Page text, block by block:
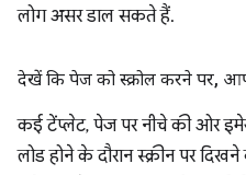
लोग असर डाल सकते हैं.
देखें कि पेज को स्क्रोल करने पर,
कई टेंप्लेट, पेज पर नीचे की ओर
लोड होने के दौरान स्क्रीन पर दिखने